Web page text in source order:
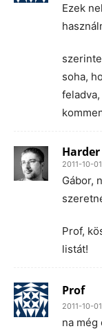
Ezek
soha,
Harder
2011-10-
Gábor,
Prof,
listát!
Prof
2011-10-
na még